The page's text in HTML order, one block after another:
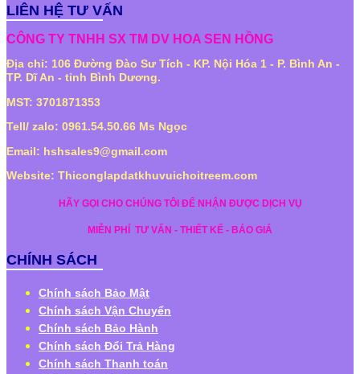
LIÊN HỆ TƯ VẤN
CÔNG TY TNHH SX TM DV HOA SEN HỒNG
Địa chỉ: 106 Đường Đào Sư Tích - KP. Nội Hóa 1 - P. Bình An -
TP. Dĩ An - tỉnh Bình Dương.
MST: 3701871353
Tell/ zalo: 0961.54.50.66 Ms Ngọc
Email: hshsales9@gmail.com
Website: Thiconglapdatkhuvuichoitreem.com
HÃY GỌI CHO CHÚNG TÔI ĐỂ NHẬN ĐƯỢC DỊCH VỤ
MIỄN PHÍ TƯ VẤN - THIẾT KẾ - BÁO GIÁ
CHÍNH SÁCH
Chính sách Bảo Mật
Chính sách Vận Chuyển
Chính sách Bảo Hành
Chính sách Đổi Trả Hàng
Chính sách Thanh toán